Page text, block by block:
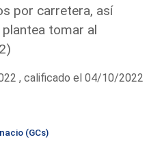
por carretera, así
tomar al
, calificado el 04/10/2022
(GCs)